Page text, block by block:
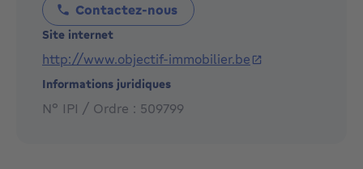
L'Objectif Immobilier, et vos projets deviennent
réalité !
Contactez-nous
Site internet
http://www.objectif-immobilier.be
Informations juridiques
N° IPI / Ordre : 509799